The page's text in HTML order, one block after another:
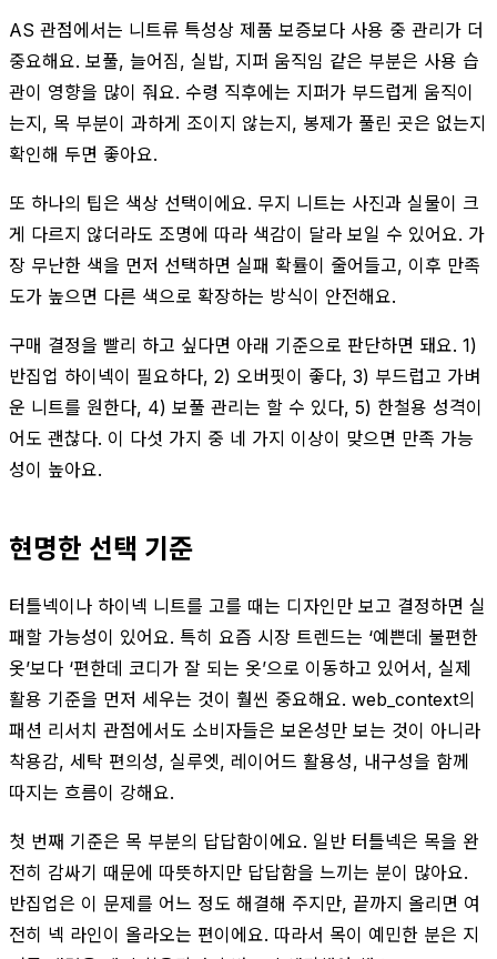
AS 관점에서는 니트류 특성상 제품 보증보다 사용 중 관리가 더
중요해요. 보풀, 늘어짐, 실밥, 지퍼 움직임 같은 부분은 사용 습
관이 영향을 많이 줘요. 수령 직후에는 지퍼가 부드럽게 움직이
는지, 목 부분이 과하게 조이지 않는지, 봉제가 풀린 곳은 없는지
확인해 두면 좋아요.
또 하나의 팁은 색상 선택이에요. 무지 니트는 사진과 실물이 크
게 다르지 않더라도 조명에 따라 색감이 달라 보일 수 있어요. 가
장 무난한 색을 먼저 선택하면 실패 확률이 줄어들고, 이후 만족
도가 높으면 다른 색으로 확장하는 방식이 안전해요.
구매 결정을 빨리 하고 싶다면 아래 기준으로 판단하면 돼요. 1)
반집업 하이넥이 필요하다, 2) 오버핏이 좋다, 3) 부드럽고 가벼
운 니트를 원한다, 4) 보풀 관리는 할 수 있다, 5) 한철용 성격이
어도 괜찮다. 이 다섯 가지 중 네 가지 이상이 맞으면 만족 가능
성이 높아요.
현명한 선택 기준
터틀넥이나 하이넥 니트를 고를 때는 디자인만 보고 결정하면 실
패할 가능성이 있어요. 특히 요즘 시장 트렌드는 ‘예쁜데 불편한
옷’보다 ‘편한데 코디가 잘 되는 옷’으로 이동하고 있어서, 실제
활용 기준을 먼저 세우는 것이 훨씬 중요해요. web_context의
패션 리서치 관점에서도 소비자들은 보온성만 보는 것이 아니라
착용감, 세탁 편의성, 실루엣, 레이어드 활용성, 내구성을 함께
따지는 흐름이 강해요.
첫 번째 기준은 목 부분의 답답함이에요. 일반 터틀넥은 목을 완
전히 감싸기 때문에 따뜻하지만 답답함을 느끼는 분이 많아요.
반집업은 이 문제를 어느 정도 해결해 주지만, 끝까지 올리면 여
전히 넥 라인이 올라오는 편이에요. 따라서 목이 예민한 분은 지